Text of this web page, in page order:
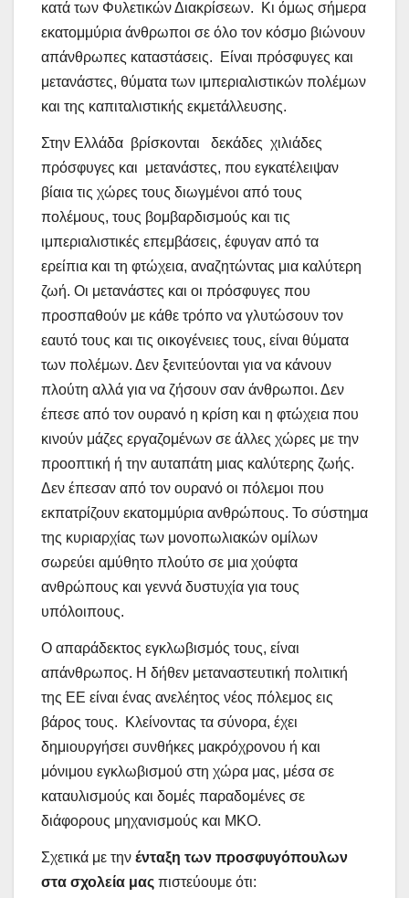
κατά των Φυλετικών Διακρίσεων.
Κι όμως σήμερα
εκατομμύρια άνθρωποι σε όλο τον κόσμο βιώνουν
απάνθρωπες καταστάσεις.
Είναι πρόσφυγες και
μετανάστες, θύματα των ιμπεριαλιστικών πολέμων
και της καπιταλιστικής εκμετάλλευσης.
Στην Ελλάδα βρίσκονται δεκάδες χιλιάδες
πρόσφυγες και μετανάστες, που εγκατέλειψαν
βίαια τις χώρες τους διωγμένοι από τους
πολέμους, τους βομβαρδισμούς και τις
ιμπεριαλιστικές επεμβάσεις, έφυγαν από τα
ερείπια και τη φτώχεια, αναζητώντας μια καλύτερη
ζωή. Οι μετανάστες και οι πρόσφυγες που
προσπαθούν με κάθε τρόπο να γλυτώσουν τον
εαυτό τους και τις οικογένειες τους, είναι θύματα
των πολέμων. Δεν ξενιτεύονται για να κάνουν
πλούτη αλλά για να ζήσουν σαν άνθρωποι. Δεν
έπεσε από τον ουρανό η κρίση και η φτώχεια που
κινούν μάζες εργαζομένων σε άλλες χώρες με την
προοπτική ή την αυταπάτη μιας καλύτερης ζωής.
Δεν έπεσαν από τον ουρανό οι πόλεμοι που
εκπατρίζουν εκατομμύρια ανθρώπους. Το σύστημα
της κυριαρχίας των μονοπωλιακών ομίλων
σωρεύει αμύθητο πλούτο σε μια χούφτα
ανθρώπους και γεννά δυστυχία για τους
υπόλοιπους.
Ο απαράδεκτος εγκλωβισμός τους, είναι
απάνθρωπος. Η δήθεν μεταναστευτική πολιτική
της ΕΕ είναι ένας ανελέητος νέος πόλεμος εις
βάρος τους.
Κλείνοντας τα σύνορα, έχει
δημιουργήσει συνθήκες μακρόχρονου ή και
μόνιμου εγκλωβισμού στη χώρα μας, μέσα σε
καταυλισμούς και δομές παραδομένες σε
διάφορους μηχανισμούς και ΜΚΟ.
Σχετικά με την ένταξη των προσφυγόπουλων
στα σχολεία μας πιστεύουμε ότι: